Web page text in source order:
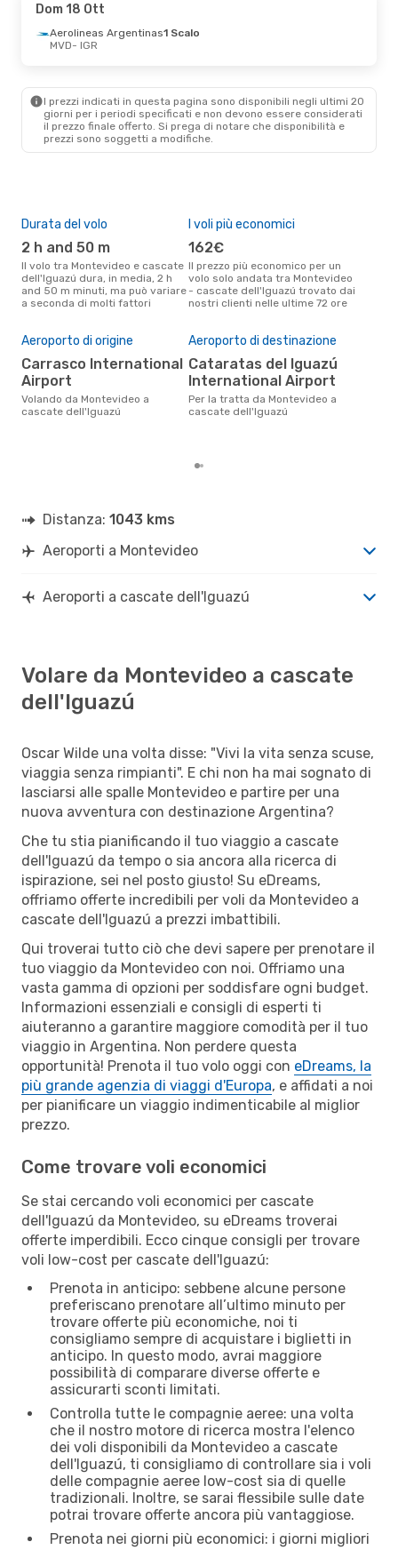
Dom 18 Ott
Aerolineas Argentinas1 Scalo
MVD- IGR
I prezzi indicati in questa pagina sono disponibili negli ultimi 20
giorni per i periodi specificati e non devono essere considerati
il ​​prezzo finale offerto. Si prega di notare che disponibilità e
prezzi sono soggetti a modifiche.
Durata del volo
2 h and 50 m
Il volo tra Montevideo e cascate
dell'Iguazú dura, in media, 2 h
and 50 m minuti, ma può variare
a seconda di molti fattori
I voli più economici
162€
Il prezzo più economico per un
volo solo andata tra Montevideo
- cascate dell'Iguazú trovato dai
nostri clienti nelle ultime 72 ore
Aeroporto di origine
Carrasco International
Airport
Volando da Montevideo a
cascate dell'Iguazú
Aeroporto di destinazione
Cataratas del Iguazú
International Airport
Per la tratta da Montevideo a
cascate dell'Iguazú
Distanza: 1043 kms
Aeroporti a Montevideo
Aeroporti a cascate dell'Iguazú
Volare da Montevideo a cascate
dell'Iguazú
Oscar Wilde una volta disse: "Vivi la vita senza scuse,
viaggia senza rimpianti". E chi non ha mai sognato di
lasciarsi alle spalle Montevideo e partire per una
nuova avventura con destinazione Argentina?
Che tu stia pianificando il tuo viaggio a cascate
dell'Iguazú da tempo o sia ancora alla ricerca di
ispirazione, sei nel posto giusto! Su eDreams,
offriamo offerte incredibili per voli da Montevideo a
cascate dell'Iguazú a prezzi imbattibili.
Qui troverai tutto ciò che devi sapere per prenotare il
tuo viaggio da Montevideo con noi. Offriamo una
vasta gamma di opzioni per soddisfare ogni budget.
Informazioni essenziali e consigli di esperti ti
aiuteranno a garantire maggiore comodità per il tuo
viaggio in Argentina. Non perdere questa
opportunità! Prenota il tuo volo oggi con eDreams, la
più grande agenzia di viaggi d'Europa, e affidati a noi
per pianificare un viaggio indimenticabile al miglior
prezzo.
Come trovare voli economici
Se stai cercando voli economici per cascate
dell'Iguazú da Montevideo, su eDreams troverai
offerte imperdibili. Ecco cinque consigli per trovare
voli low-cost per cascate dell'Iguazú:
Prenota in anticipo: sebbene alcune persone
preferiscano prenotare all’ultimo minuto per
trovare offerte più economiche, noi ti
consigliamo sempre di acquistare i biglietti in
anticipo. In questo modo, avrai maggiore
possibilità di comparare diverse offerte e
assicurarti sconti limitati.
Controlla tutte le compagnie aeree: una volta
che il nostro motore di ricerca mostra l'elenco
dei voli disponibili da Montevideo a cascate
dell'Iguazú, ti consigliamo di controllare sia i voli
delle compagnie aeree low-cost sia di quelle
tradizionali. Inoltre, se sarai flessibile sulle date
potrai trovare offerte ancora più vantaggiose.
Prenota nei giorni più economici: i giorni migliori